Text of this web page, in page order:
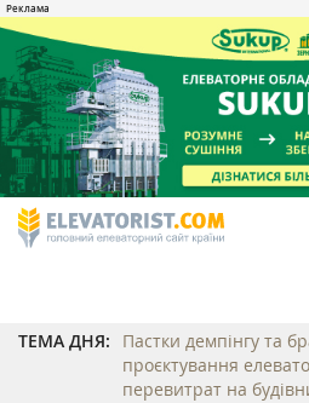
ТЕМА ДНЯ:
Пастки демпінгу та
проєктування
перевитрат на